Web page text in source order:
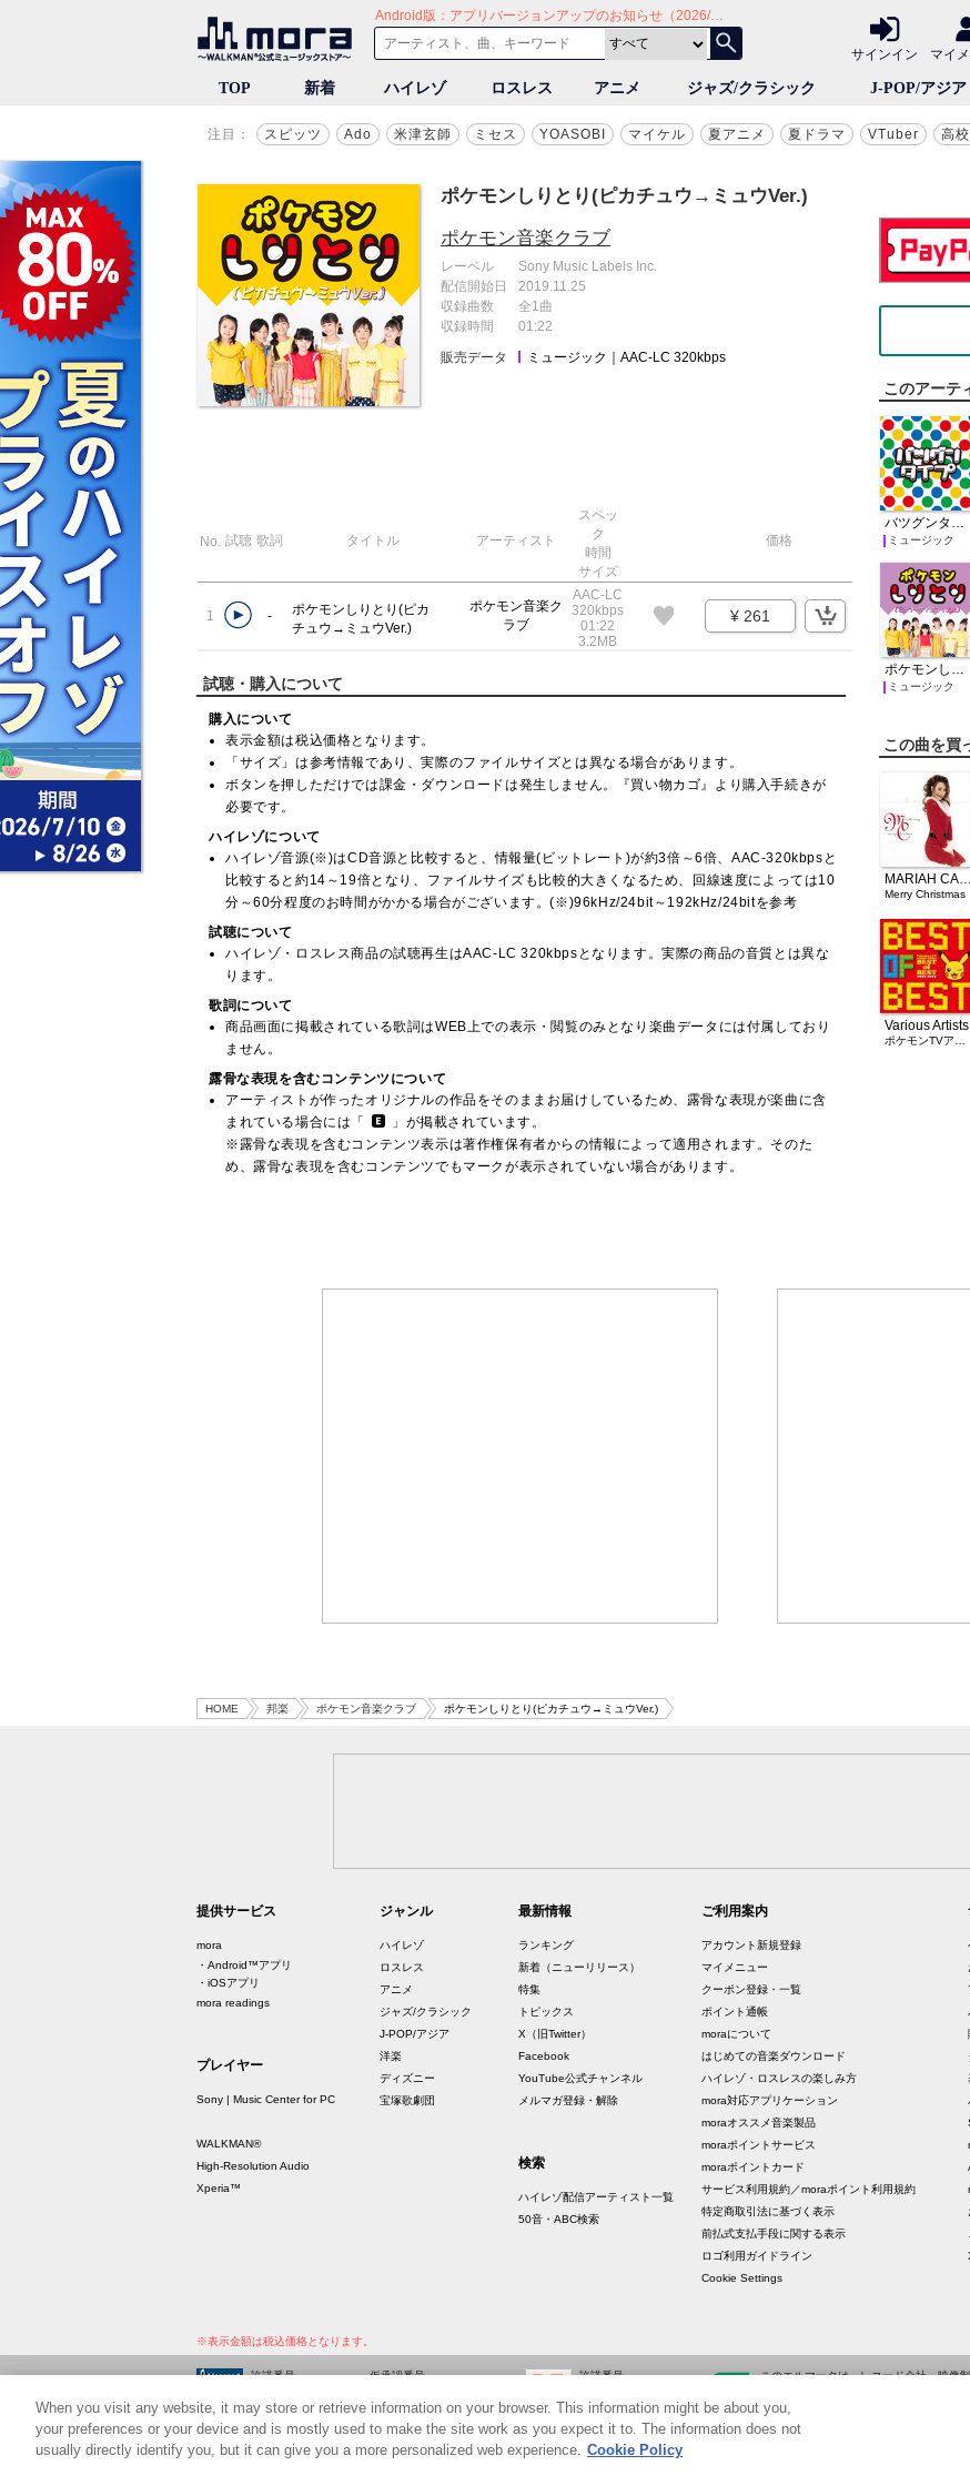
音楽ダウンロード・音楽配信サイト mora ～WALKMAN®公式ミュージックストア～
Android版：アプリバージョンアップのお知らせ（2026/7/30）
サインイン マイ
TOP 新着 ハイレゾ ロスレス アニメ ジャズ/クラシック J-POP/アジア
注目： スピッツ Ado 米津玄師 ミセス YOASOBI マイケル 夏アニメ 夏ドラマ VTuber 高
ポケモンしりとり(ピカチュウ→ミュウVer.)
ポケモン音楽クラブ
レーベル
配信開始日
収録曲数
収録時間
販売データ
Sony Music Labels Inc.
2019.11.25
全1曲
01:22
ミュージック｜AAC-LC 320kbps
No. 試聴 歌詞 タイトル アーティスト
スペッ
ク
時間
サイズ
価格
1 -
ポケモンしりとり(ピカ
チュウ→ミュウVer.)
ポケモン音楽ク
ラブ
AAC-LC
320kbps
01:22
3.2MB
¥ 261
試聴・購入について
購入について
表示金額は税込価格となります。
「サイズ」は参考情報であり、実際のファイルサイズとは異なる場合があります。
ボタンを押しただけでは課金・ダウンロードは発生しません。『買い物カゴ』より購入手続きが
必要です。
ハイレゾについて
ハイレゾ音源(※)はCD音源と比較すると、情報量(ビットレート)が約3倍～6倍、AAC-320kbpsと
比較すると約14～19倍となり、ファイルサイズも比較的大きくなるため、回線速度によっては10
分～60分程度のお時間がかかる場合がございます。(※)96kHz/24bit～192kHz/24bitを参考
試聴について
ハイレゾ・ロスレス商品の試聴再生はAAC-LC 320kbpsとなります。実際の商品の音質とは異な
ります。
歌詞について
商品画面に掲載されている歌詞はWEB上での表示・閲覧のみとなり楽曲データには付属しており
ません。
露骨な表現を含むコンテンツについて
アーティストが作ったオリジナルの作品をそのままお届けしているため、露骨な表現が楽曲に含
まれている場合には「
」が掲載されています。
※露骨な表現を含むコンテンツ表示は著作権保有者からの情報によって適用されます。そのた
め、露骨な表現を含むコンテンツでもマークが表示されていない場合があります。
このアーテ
バツグンタイプ
ミュージック
ポケモンしりとり(ミュウ→ザマゼンタVer.)
ミュージック
この曲を買
MARIAH CAREY
Merry Christmas
Various Artists
HOME 邦楽 ポケモン音楽クラブ ポケモンしりとり(ピカチュウ→ミュウVer.)
提供サービス
mora
・Android™アプリ
・iOSアプリ
mora readings
プレイヤー
Sony | Music Center for PC
WALKMAN®
High-Resolution Audio
Xperia™
ジャンル
ハイレゾ
ロスレス
アニメ
ジャズ/クラシック
J-POP/アジア
洋楽
ディズニー
宝塚歌劇団
最新情報
ランキング
新着（ニューリリース）
特集
トピックス
X（旧Twitter）
Facebook
YouTube公式チャンネル
メルマガ登録・解除
検索
ハイレゾ配信アーティスト一覧
50音・ABC検索
ご利用案内
アカウント新規登録
マイメニュー
クーポン登録・一覧
ポイント通帳
moraについて
はじめての音楽ダウンロード
ハイレゾ・ロスレスの楽しみ方
mora対応アプリケーション
moraオススメ音楽製品
moraポイントサービス
moraポイントカード
サービス利用規約／moraポイント利用規約
特定商取引法に基づく表示
前払式支払手段に関する表示
ロゴ利用ガイドライン
Cookie Settings
※表示金額は税込価格となります。
許諾番号
9011365237Y30005
仮承認番号
PVY00148712-002
許諾番号
ID000002799
このエルマークは、レコード会社・映像
す。 RIAJ10006001
©Sony Music Solutions Inc. All rights reserved.
When you visit any website, it may store or retrieve information on your browser. This information might be about you,
your preferences or your device and is mostly used to make the site work as you expect it to. The information does not
usually directly identify you, but it can give you a more personalized web experience. Cookie Policy